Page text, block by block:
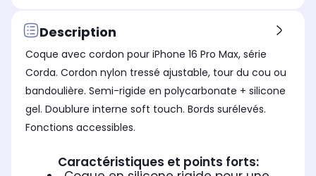
Description
Coque avec cordon pour iPhone 16 Pro Max, série
Corda. Cordon nylon tressé ajustable, tour du cou ou
bandoulière. Semi-rigide en polycarbonate + silicone
gel. Doublure interne soft touch. Bords surélevés.
Fonctions accessibles.
Caractéristiques et points forts: